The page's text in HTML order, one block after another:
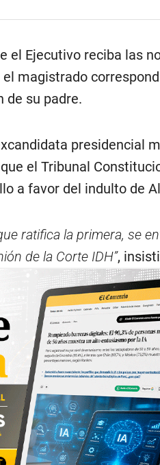
el Ejecutivo reciba las
magistrado
de su padre.
presidencial
el Tribunal
a favor del indulto de
ratifica la primera, se
de la Corte IDH”,